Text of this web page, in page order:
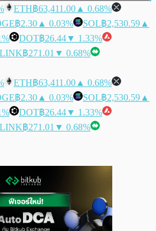
ETH฿63,411.00 ▲ 0.68%
฿2.30 ▲ 0.03% SOL฿2,530.59 ▲
DOT฿26.44▼ 1.33%
LINK฿271.01 ▼ 0.68%
ETH฿63,411.00 ▲ 0.68%
฿2.30 ▲ 0.03% SOL฿2,530.59 ▲
DOT฿26.44▼ 1.33%
LINK฿271.01 ▼ 0.68%